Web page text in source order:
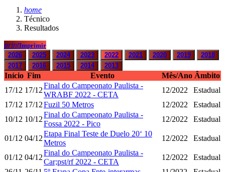
home
Técnico
Resultados
printImprimir
2026
2025 2024 2023 2022 2021 2020 2019
2018
2017
2016 2015 2014 2013
Início Fim Evento Mês/Ano Âmbito
17/12 17/12
Final do Campeonato Paulista -
WRABF 2022 - CETA
12/2022
Estadual
17/12 17/12Fuzil 50 Metros 12/2022
Estadual
10/12 10/12
Final do Campeonato Paulista -
Fossa 2022 - Pico
12/2022 Estadual
01/12 04/12
Etapa Final Teste de Duelo 20‘ 10
Metros
12/2022 Estadual
01/12 04/12
Final do Campeonato Paulista -
Car;pst/rf 2022 - CETA
12/2022
Estadual